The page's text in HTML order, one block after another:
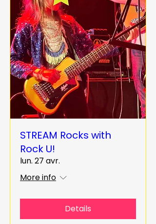
STREAM Rocks with
Rock U!
lun. 27 avr.
More info
Details